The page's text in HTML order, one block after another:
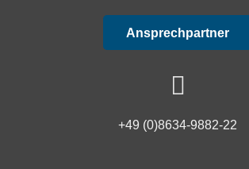
Ansprechpartner
+49 (0)8634-9882-22